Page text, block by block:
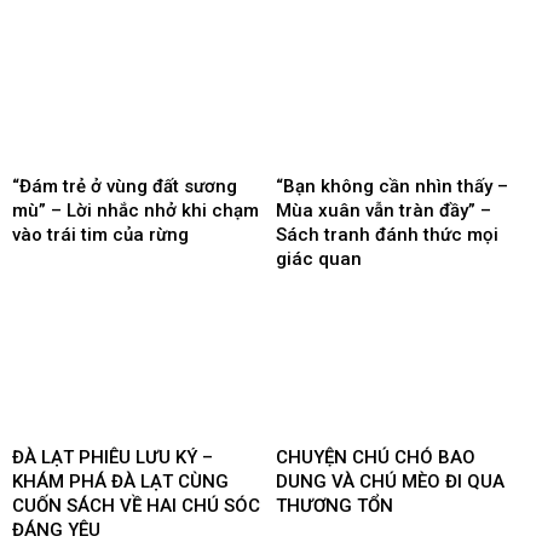
“Đám trẻ ở vùng đất sương
mù” – Lời nhắc nhở khi chạm
vào trái tim của rừng
“Bạn không cần nhìn thấy –
Mùa xuân vẫn tràn đầy” –
Sách tranh đánh thức mọi
giác quan
ĐÀ LẠT PHIÊU LƯU KÝ –
KHÁM PHÁ ĐÀ LẠT CÙNG
CUỐN SÁCH VỀ HAI CHÚ SÓC
ĐÁNG YÊU
CHUYỆN CHÚ CHÓ BAO
DUNG VÀ CHÚ MÈO ĐI QUA
THƯƠNG TỔN